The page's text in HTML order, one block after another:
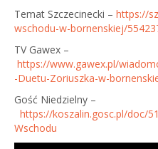
Temat Szczecinecki – https://
wschodu-w-bornenskiej/
TV Gawex –
https://www.gawex.pl/
-Duetu-Zoriuszka-w-
Gość Niedzielny –
https://koszalin.gosc.pl/doc/
Wschodu